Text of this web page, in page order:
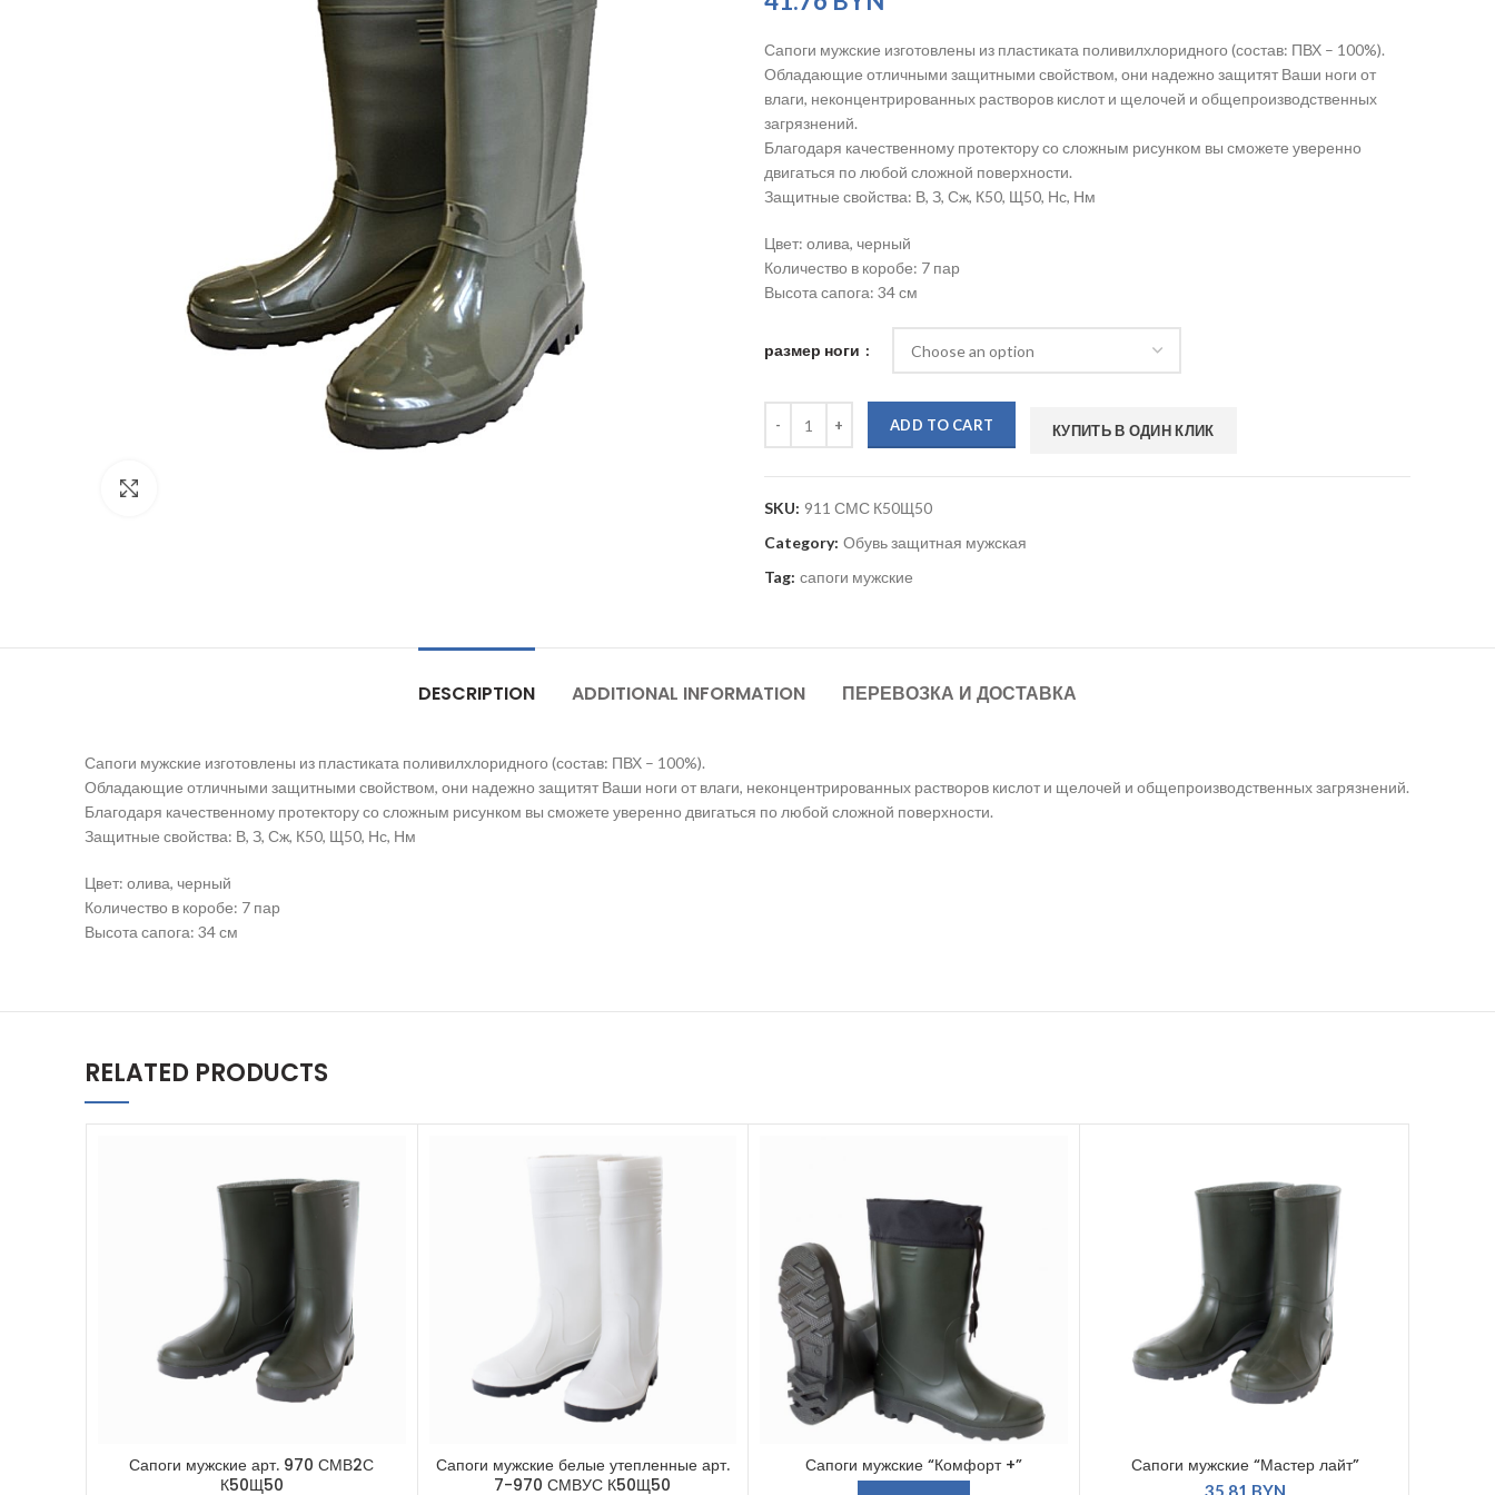
Сапоги мужские изготовлены из пластиката поливилхлоридного (состав: ПВХ – 100%).
Обладающие отличными защитными свойством, они надежно защитят Ваши ноги от
влаги, неконцентрированных растворов кислот и щелочей и общепроизводственных
загрязнений.
Благодаря качественному протектору со сложным рисунком вы сможете уверенно
двигаться по любой сложной поверхности.
Защитные свойства: В, З, Сж, К50, Щ50, Нс, Нм
Цвет: олива, черный
Количество в коробе: 7 пар
Высота сапога: 34 см
размер ноги
ADD TO CART КУПИТЬ В ОДИН КЛИК
SKU: 911 СМС К50Щ50
Category: Обувь защитная мужская
Tag: сапоги мужские
DESCRIPTION ADDITIONAL INFORMATION ПЕРЕВОЗКА И ДОСТАВКА
Сапоги мужские изготовлены из пластиката поливилхлоридного (состав: ПВХ – 100%).
Обладающие отличными защитными свойством, они надежно защитят Ваши ноги от влаги, неконцентрированных растворов кислот и щелочей и общепроизводственных загрязнений.
Благодаря качественному протектору со сложным рисунком вы сможете уверенно двигаться по любой сложной поверхности.
Защитные свойства: В, З, Сж, К50, Щ50, Нс, Нм
Цвет: олива, черный
Количество в коробе: 7 пар
Высота сапога: 34 см
RELATED PRODUCTS
Сапоги мужские арт. 970 СМВ2С
К50Щ50
Сапоги мужские белые утепленные арт.
7-970 СМВУС К50Щ50
Сапоги мужские “Комфорт +” Сапоги мужские “Мастер лайт”
35.81 BYN